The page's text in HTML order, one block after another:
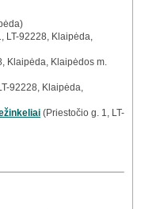
LT-92228, Klaipėda,
Klaipėda, Klaipėdos m.
92228, Klaipėda,
(Priestočio g. 1, LT-